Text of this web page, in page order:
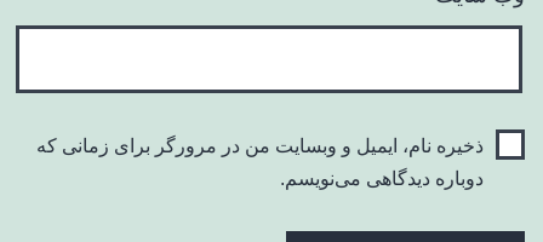
ذخیره نام، ایمیل و وبسایت من در مرورگر برای زمانی که
دوباره دیدگاهی می‌نویسم.